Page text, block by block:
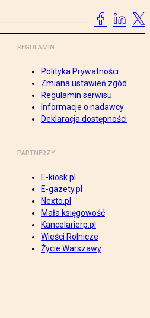
REGULAMIN
Polityka Prywatności
Zmiana ustawień zgód
Regulamin serwisu
Informacje o nadawcy
Deklaracja dostępności
PARTNERZY
E-kiosk.pl
E-gazety.pl
Nexto.pl
Mała księgowość
Kancelarierp.pl
Wieści Rolnicze
Życie Warszawy